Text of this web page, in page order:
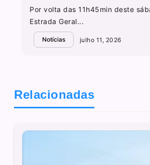
Por volta das 11h45min deste
Estrada Geral...
Notícias julho 11, 2026
Relacionadas